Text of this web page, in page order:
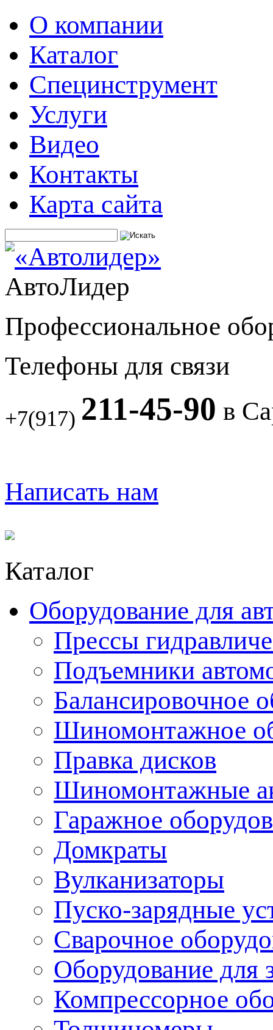
О компании
Каталог
Специнструмент
Услуги
Видео
Контакты
Карта сайта
АвтоЛидер
Профессиональное
Телефоны для связи
+7(917) 211-45-90 в
Написать нам
Каталог
Оборудование для
Прессы
Подъемники
Балансировочное
Шиномонтажное
Правка дисков
Шиномонтажные
Гаражное
Домкраты
Вулканизаторы
Пуско-зарядные
Сварочное
Оборудование для
Компрессорное